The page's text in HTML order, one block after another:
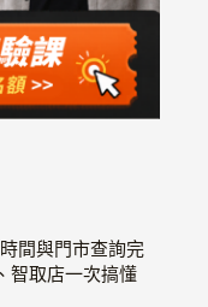
間與門市查詢完
智取店一次搞懂